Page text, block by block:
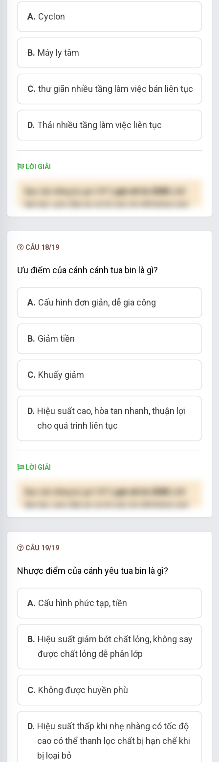
A. Cyclon
B. Máy ly tâm
C. thư giãn nhiều tầng làm việc bán liên tục
D. Thải nhiều tầng làm việc liên tục
LỜI GIẢI
( giá chỉ từ 250K )
hạn.
CÂU 18/19
Ưu điểm của cánh cánh tua bin là gì?
A. Cấu hình đơn giản, dễ gia công
B. Giảm tiền
C. Khuấy giảm
D. Hiệu suất cao, hòa tan nhanh, thuận lợi
cho quá trình liên tục
LỜI GIẢI
( giá chỉ từ 250K )
hạn.
CÂU 19/19
Nhược điểm của cánh yêu tua bin là gì?
A. Cấu hình phức tạp, tiền
B. Hiệu suất giảm bớt chất lỏng, không say
được chất lỏng dễ phân lớp
C. Không được huyền phù
D. Hiệu suất thấp khi nhẹ nhàng có tốc độ
cao có thể thanh lọc chất bị hạn chế khi
bị loại bỏ